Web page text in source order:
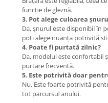
funcție de gleznă.
3. Pot alege culoarea
Da, șnurul este disponibil în
poți alege nuanța potrivită
4. Poate fi purtată zilnic?
Da, modelul este confortabil
purtare frecventă.
5. Este potrivită doar
Nu. Este foarte potrivită
tot parcursul anului.